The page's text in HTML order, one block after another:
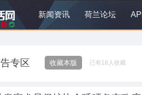
新闻资讯 荷兰论坛
专区 收藏本版 已有18 人收藏